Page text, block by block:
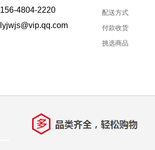
156-4804-2220
lyjwjs@vip.qq.com
配送方式
付款收货
挑选商品